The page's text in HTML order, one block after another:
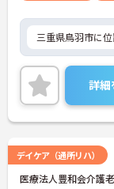
三重県鳥羽市に位
詳細
デイケア（通所リハ）
医療法人豊和会介護